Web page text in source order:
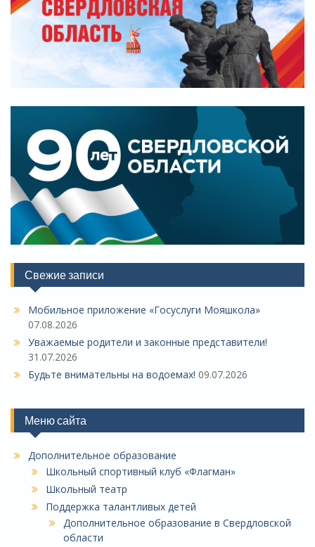
Свежие записи
Мобильное приложение «Госуслуги Мояшкола»
07.08.2026
Уважаемые родители и законные представители!
31.07.2026
Будьте внимательны на водоемах! 09.07.2026
Меню сайта
Дополнительное образование
Школьный спортивный клуб «Флагман»
Школьный театр
Поддержка талантливых детей
Дополнительное образование в Свердловской
области